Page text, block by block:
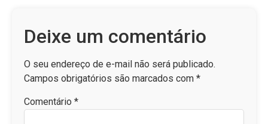
Deixe um comentário
O seu endereço de e-mail não será publicado.
Campos obrigatórios são marcados com *
Comentário *